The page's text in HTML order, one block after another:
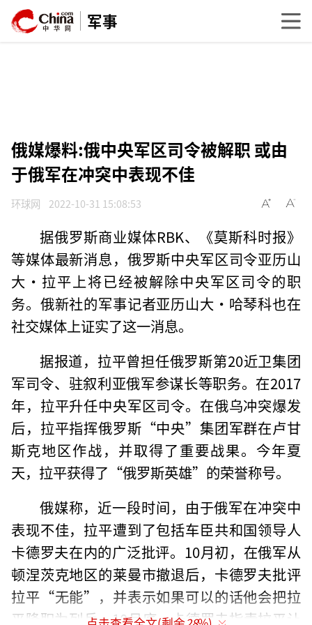
军事
俄媒爆料:俄中央军区司令被解职 或由
于俄军在冲突中表现不佳
环球网 2022-10-31 15:08:53
据俄罗斯商业媒体RBK、《莫斯科时报》
等媒体最新消息，俄罗斯中央军区司令亚历山
大·拉平上将已经被解除中央军区司令的职
务。俄新社的军事记者亚历山大·哈琴科也在
社交媒体上证实了这一消息。
据报道，拉平曾担任俄罗斯第20近卫集团
军司令、驻叙利亚俄军参谋长等职务。在2017
年，拉平升任中央军区司令。在俄乌冲突爆发
后，拉平指挥俄罗斯“中央”集团军群在卢甘
斯克地区作战，并取得了重要战果。今年夏
天，拉平获得了“俄罗斯英雄”的荣誉称号。
俄媒称，近一段时间，由于俄军在冲突中
表现不佳，拉平遭到了包括车臣共和国领导人
卡德罗夫在内的广泛批评。10月初，在俄军从
顿涅茨克地区的莱曼市撤退后，卡德罗夫批评
拉平“无能”，并表示如果可以的话他会把拉
平降职为列兵。10月底，卡德罗夫指责拉平让